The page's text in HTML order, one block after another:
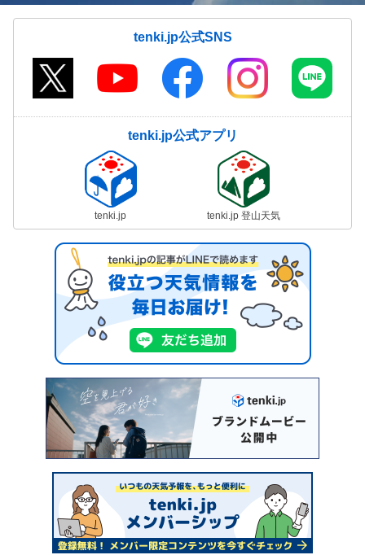
tenki.jp公式SNS
tenki.jp公式アプリ
tenki.jp tenki.jp 登山天気